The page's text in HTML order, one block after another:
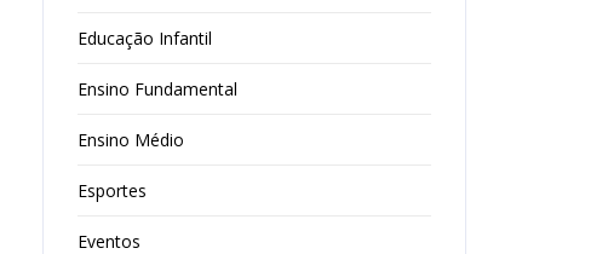
Educação Infantil
Ensino Fundamental
Ensino Médio
Esportes
Eventos